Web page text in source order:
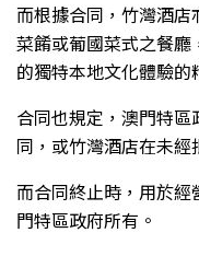
而根據合同，竹灣酒
菜餚或葡國菜式之餐
的獨特本地文化體驗的
合同也規定，澳門特
同，或竹灣酒店在未經
而合同終止時，用於
門特區政府所有。